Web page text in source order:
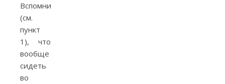
Вспомним
(см.
пункт
1), что
вообще
сидеть
во